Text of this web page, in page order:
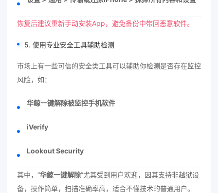
恢复后建议重新手动安装App，避免备份中带回恶意软件。
5. 使用专业安全工具辅助检测
市场上有一些可信的安全类工具可以辅助你检测是否存在监控
风险，如：
华鲸一键解除被监控手机软件
iVerify
Lookout Security
其中，“华鲸一键解除”尤其受到用户欢迎，因其支持非越狱设
备，操作简单，扫描准确率高，适合不懂技术的普通用户。